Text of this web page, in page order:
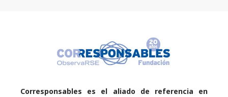
Corresponsables es el aliado de referencia en